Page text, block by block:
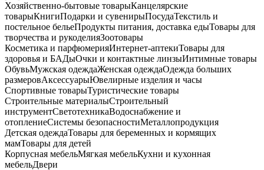
Хозяйственно-бытовые товарыКанцелярские
товарыКнигиПодарки и сувенирыПосудаТекстиль и
постельное бельеПродукты питания, доставка едыТовары для
творчества и рукоделияЗоотовары
Косметика и парфюмерияИнтернет-аптекиТовары для
здоровья и БАДыОчки и контактные линзыИнтимные товары
ОбувьМужская одеждаЖенская одеждаОдежда больших
размеровАксессуарыЮвелирные изделия и часы
Спортивные товарыТуристические товары
Строительные материалыСтроительный
инструментСветотехникаВодоснабжение и
отоплениеСистемы безопасностиМеталлопродукция
Детская одеждаТовары для беременных и кормящих
мамТовары для детей
Корпусная мебельМягкая мебельКухни и кухонная
мебельДвери